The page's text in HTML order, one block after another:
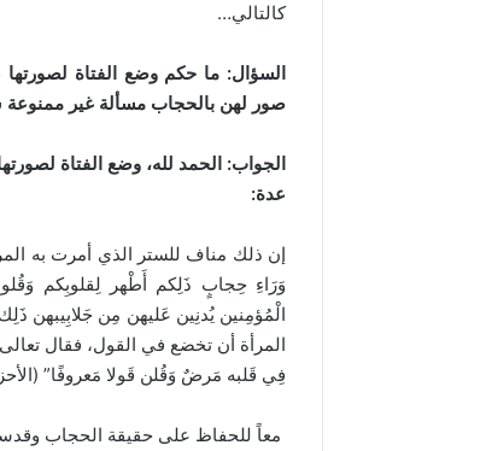
كالتالي…
ﺍﻟﺴﺆﺍﻝ: ﻣﺎ ﺣﻜﻢ ﻭﺿﻊ ﺍﻟﻔﺘﺎﺓ
ﺻﻮﺭ ﻟﻬﻦ ﺑﺎﻟﺤﺠﺎﺏ ﻣﺴﺄﻟﺔ ﻏﻴﺮ
ﺍﻟﺠﻮﺍﺏ: ﺍﻟﺤﻤﺪ ﻟﻠﻪ، ﻭﺿﻊ ﺍﻟﻔﺘﺎﺓ
ﻋﺪﺓ:
إﻥ ﺫﻟﻚ ﻣﻨﺎﻑ ﻟﻠﺴﺘﺮ ﺍﻟﺬﻱ ﺃﻣﺮﺕ ﺑﻪ
ﺍﻟﻤﺮﺃﺓ ﺃﻥ ﺗﺨﻀﻊ ﻓﻲ ﺍﻟﻘﻮﻝ، ﻓﻘﺎﻝ
ﻓِﻲ ﻗَﻠﺒﻪ ﻣَﺮﺽٌ ﻭَﻗُﻠﻦ ﻗَﻮلا ﻣَﻌﺮﻭﻓًﺎ” (الأحزاب
معاً للحفاظ على حقيقة الحجاب